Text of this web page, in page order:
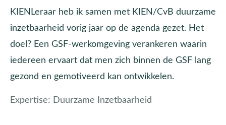
KIENLeraar heb ik samen met KIEN/CvB duurzame
inzetbaarheid vorig jaar op de agenda gezet. Het
doel? Een GSF-werkomgeving verankeren waarin
iedereen ervaart dat men zich binnen de GSF lang
gezond en gemotiveerd kan ontwikkelen.
Expertise: Duurzame Inzetbaarheid